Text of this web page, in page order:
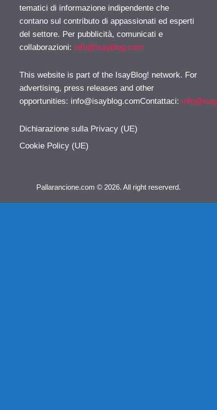
tematici di informazione indipendente che
contano sul contributo di appassionati ed esperti
del settore. Per pubblicità, comunicati e
collaborazioni: info@isayblog.com
This website is part of the IsayBlog! network. For
advertising, press releases and other
opportunities: info@isayblog.comContattaci:
Dichiarazione sulla Privacy (UE)
Cookie Policy (UE)
Pallarancione.com © 2026. All right reserverd.